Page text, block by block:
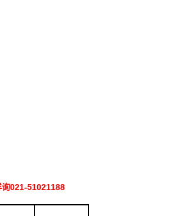
询021-51021188